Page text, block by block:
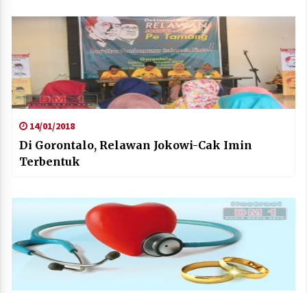
14/01/2018
Di Gorontalo, Relawan Jokowi-Cak Imin
Terbentuk